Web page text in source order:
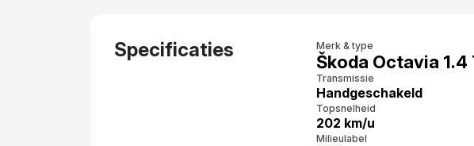
Specificaties Merk & type
Škoda Octavia 1.4
Transmissie
Handgeschakeld
Topsnelheid
202 km/u
Milieulabel